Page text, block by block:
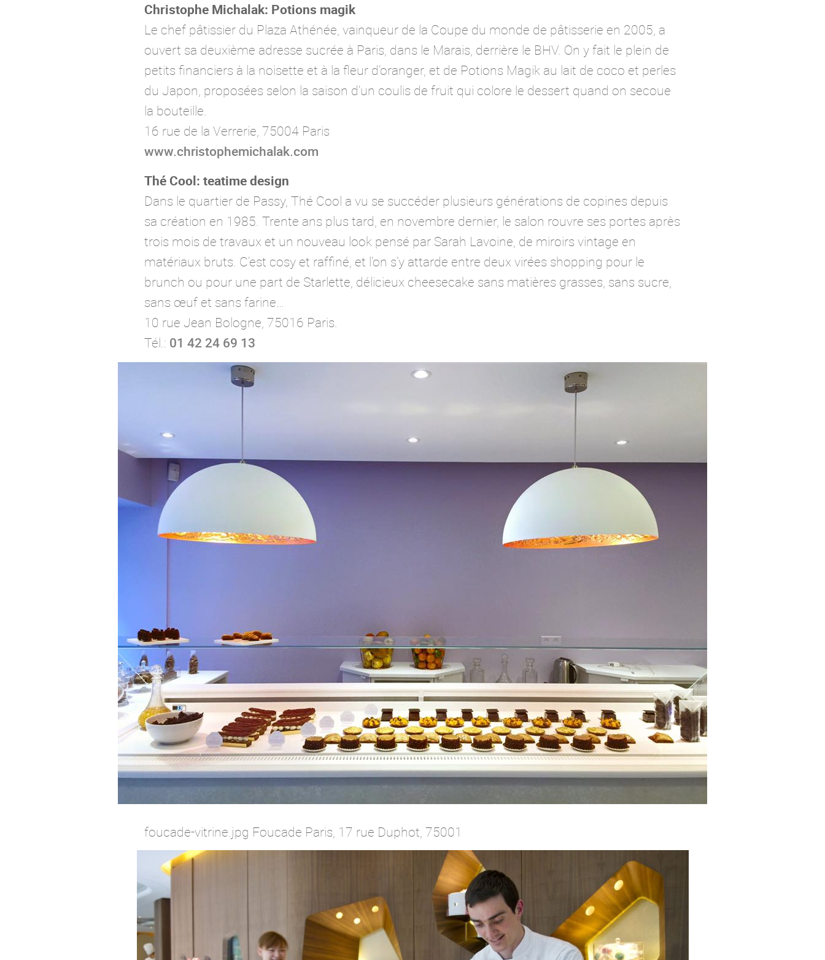
Christophe Michalak: Potions magik
Le chef pâtissier du Plaza Athénée, vainqueur de la Coupe du monde de pâtisserie en 2005, a
ouvert sa deuxième adresse sucrée à Paris, dans le Marais, derrière le BHV. On y fait le plein de
petits financiers à la noisette et à la fleur d’oranger, et de Potions Magik au lait de coco et perles
du Japon, proposées selon la saison d’un coulis de fruit qui colore le dessert quand on secoue
la bouteille.
16 rue de la Verrerie, 75004 Paris
www.christophemichalak.com
Thé Cool: teatime design
Dans le quartier de Passy, Thé Cool a vu se succéder plusieurs générations de copines depuis
sa création en 1985. Trente ans plus tard, en novembre dernier, le salon rouvre ses portes après
trois mois de travaux et un nouveau look pensé par Sarah Lavoine, de miroirs vintage en
matériaux bruts. C’est cosy et raffiné, et l’on s’y attarde entre deux virées shopping pour le
brunch ou pour une part de Starlette, délicieux cheesecake sans matières grasses, sans sucre,
sans œuf et sans farine…
10 rue Jean Bologne, 75016 Paris.
Tél.: 01 42 24 69 13
foucade-vitrine.jpg Foucade Paris, 17 rue Duphot, 75001